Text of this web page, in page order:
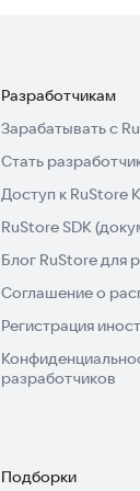
Разработчикам
Зарабатывать с
Стать
Доступ к RuStore
RuStore SDK
Блог RuStore для
Соглашение о
Регистрация
разработчиков
Подборки